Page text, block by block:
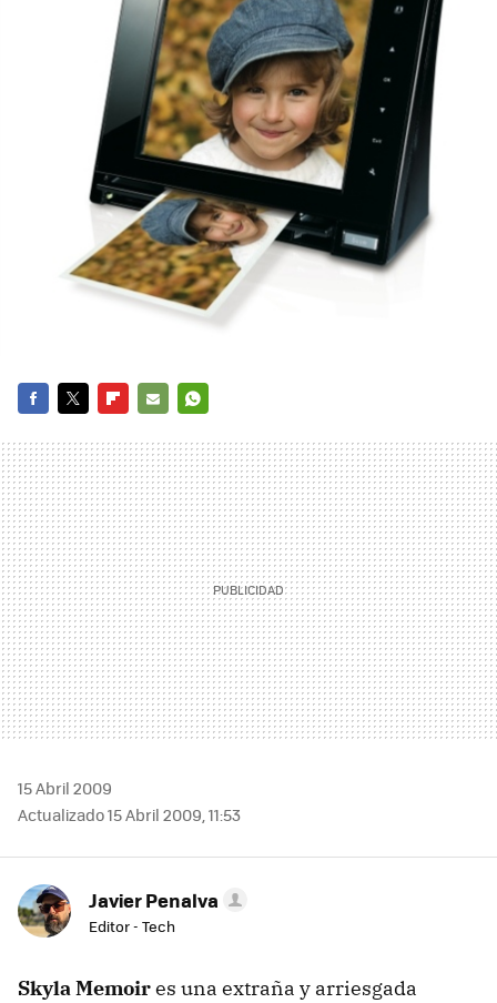
MAIL
15 Abril 2009
Actualizado 15 Abril 2009, 11:53
Javier Penalva
Editor - Tech
Skyla Memoires una extraña y arriesgada